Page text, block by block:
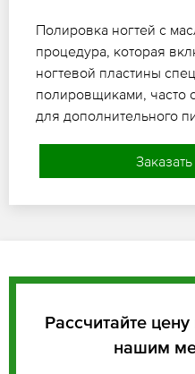
Полировка ногтей с
процедура, которая
ногтевой пластины
полировщиками, часто
для дополнительного
Рассчитайте
нашим